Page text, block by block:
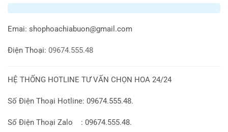
Emai: shophoachiabuon@gmail.com
Điện Thoại: 09674.555.48
HỆ THỐNG HOTLINE TƯ VẤN CHỌN HOA 24/24
Số Điện Thoại Hotline: 09674.555.48.
Số Điện Thoại Zalo : 09674.555.48.